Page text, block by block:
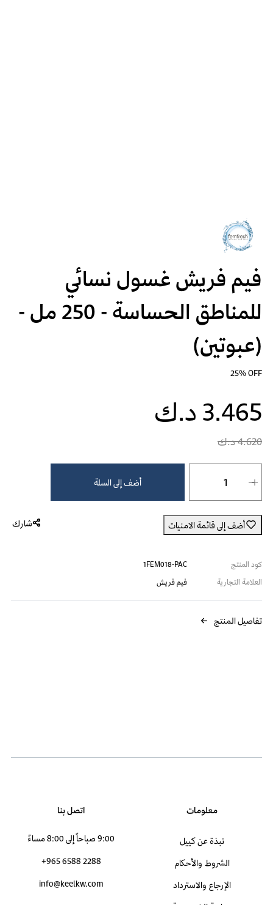
فيم فريش غسول نسائي
للمناطق الحساسة - 250 مل -
(عبوتين)
25% OFF
3.465 د.ك
4.620 د.ك
أضف إلى السلة
أضف إلى قائمة الامنيات شارك
كود المنتج
1FEM018-PAC
العلامة التجارية
فيم فريش
تفاصيل المنتج
معلومات
نبذة عن كييل
الشروط والأحكام
الإرجاع والاسترداد
اتصل بنا
9:00 صباحاً إلى 8:00 مساءً
+965 6588 2288
info@keelkw.com